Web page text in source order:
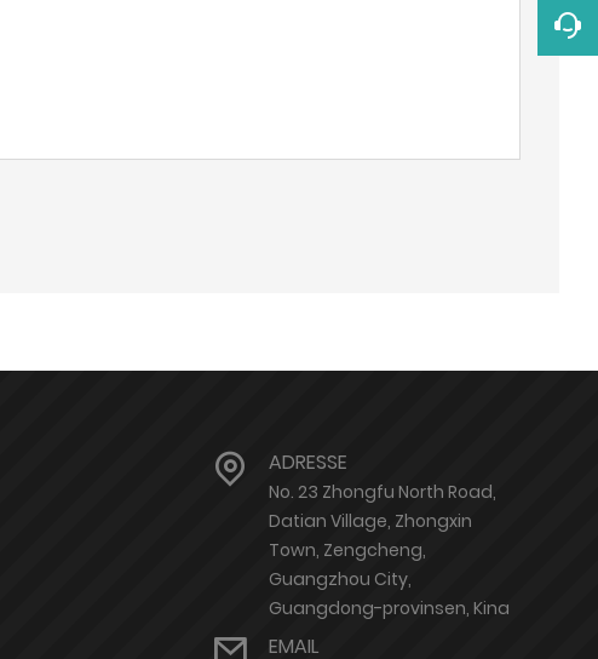
ADRESSE
No. 23 Zhongfu North Road,
Datian Village, Zhongxin
Town, Zengcheng,
Guangzhou City,
Guangdong-provinsen, Kina
EMAIL